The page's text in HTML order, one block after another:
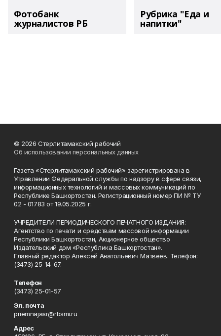
Фотобанк
журналистов РБ
Рубрика "Еда и
напитки"
© 2026 Стерлитамакский рабочий
Об использовании персональных данных
Газета «Стерлитамакский рабочий» зарегистрирована в
Управлении Федеральной службы по надзору в сфере связи,
информационных технологий и массовых коммуникаций по
Республике Башкортостан. Регистрационный номер ПИ № ТУ
02 - 01783 от 19.05.2025 г.
УЧРЕДИТЕЛИ ПЕРИОДИЧЕСКОГО ПЕЧАТНОГО ИЗДАНИЯ:
Агентство по печати и средствам массовой информации
Республики Башкортостан, Акционерное общество
Издательский дом «Республика Башкортостан».
Главный редактор Алексей Анатольевич Матвеев. Телефон:
(3473) 25-14-67.
Телефон
(3473) 25-01-57
Эл. почта
priemnajasr@rbsmi.ru
Адрес